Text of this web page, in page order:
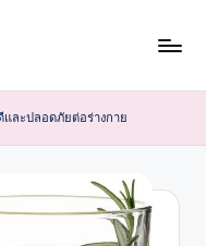
และปลอดภัยต่อร่างกาย